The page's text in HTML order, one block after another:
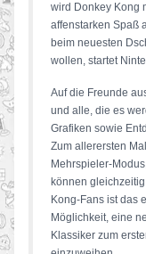
wird Donkey Kong
affenstarken Spaß
beim neuesten
wollen, startet
Auf die Freunde
und alle, die es
Grafiken sowie
Zum allerersten
Mehrspieler-
können
Kong-Fans ist das
Möglichkeit, eine
Klassiker zum